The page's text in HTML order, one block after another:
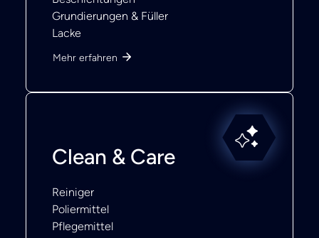
Grundierungen & Füller
Lacke
Mehr erfahren
Clean & Care
Reiniger
Poliermittel
Pflegemittel